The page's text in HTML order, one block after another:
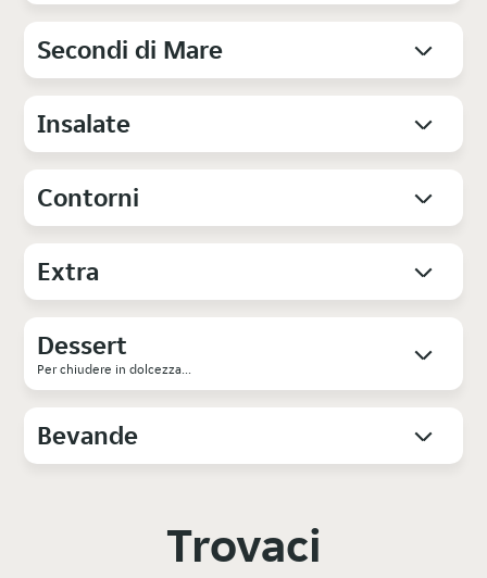
Secondi di Mare
Insalate
Contorni
Extra
Dessert
Per chiudere in dolcezza...
Bevande
Trovaci